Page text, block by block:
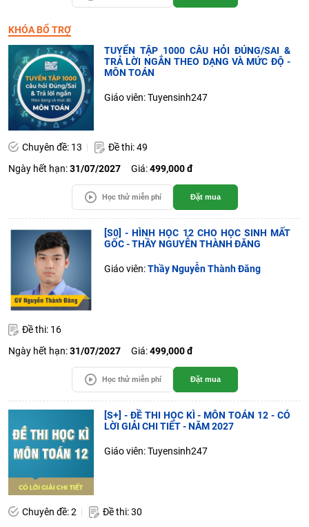
KHÓA BỔ TRỢ
TUYỂN TẬP 1000 CÂU HỎI ĐÚNG/SAI &
TRẢ LỜI NGẮN THEO DẠNG VÀ MỨC ĐỘ -
MÔN TOÁN
Giáo viên: Tuyensinh247
Chuyên đề: 13
Đề thi: 49
Ngày hết hạn:31/07/2027 Giá:499,000 đ
Học thử miễn phí Đặt mua
[S0] - HÌNH HỌC 12 CHO HỌC SINH MẤT
GỐC - THẦY NGUYỄN THÀNH ĐĂNG
Giáo viên:Thầy Nguyễn Thành Đăng
Đề thi: 16
Ngày hết hạn:31/07/2027 Giá:499,000 đ
Học thử miễn phí Đặt mua
[S+] - ĐỀ THI HỌC KÌ - MÔN TOÁN 12 - CÓ
LỜI GIẢI CHI TIẾT - NĂM 2027
Giáo viên: Tuyensinh247
Chuyên đề: 2
Đề thi: 30